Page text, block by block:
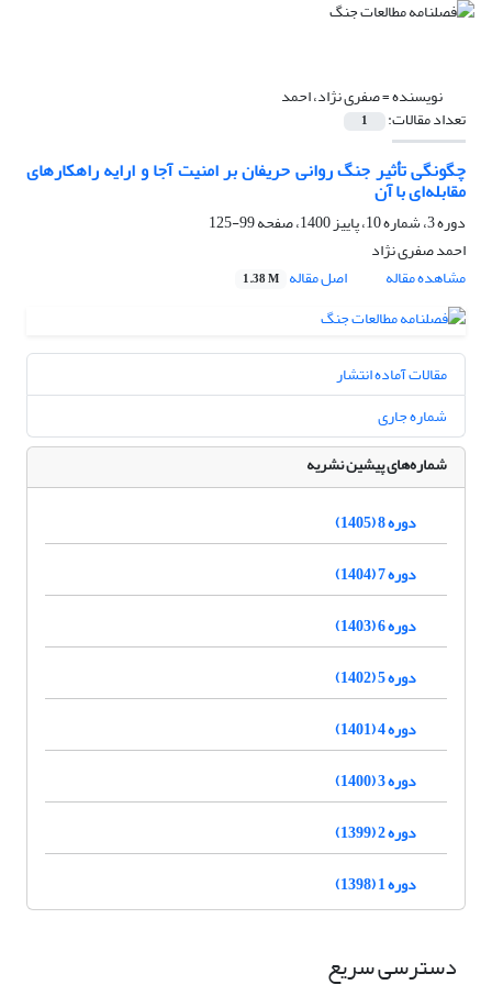
نویسنده =صفری نژاد، احمد
تعداد مقالات: 1
چگونگی تأثیر جنگ روانی حریفان بر امنیت آجا و ارایه راهکارهای
مقابله‌ای با آن
دوره 3، شماره 10، پاییز 1400، صفحه
99-125
احمد صفری نژاد
مشاهده مقاله
اصل مقاله 1.38 M
مقالات آماده انتشار
شماره جاری
شماره‌های پیشین نشریه
دوره 8 (1405)
دوره 7 (1404)
دوره 6 (1403)
دوره 5 (1402)
دوره 4 (1401)
دوره 3 (1400)
دوره 2 (1399)
دوره 1 (1398)
دسترسی سریع